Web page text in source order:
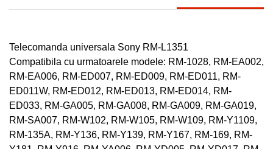
Telecomanda universala Sony RM-L1351
Compatibila cu urmatoarele modele: RM-1028, RM-EA002,
RM-EA006, RM-ED007, RM-ED009, RM-ED011, RM-
ED011W, RM-ED012, RM-ED013, RM-ED014, RM-
ED033, RM-GA005, RM-GA008, RM-GA009, RM-GA019,
RM-SA007, RM-W102, RM-W105, RM-W109, RM-Y1109,
RM-135A, RM-Y136, RM-Y139, RM-Y167, RM-169, RM-